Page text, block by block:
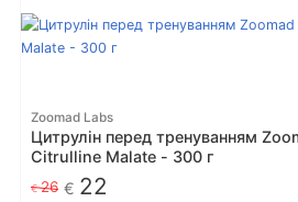
Zoomad Labs
Цитрулін перед тренуванням
Citrulline Malate - 300 г
€26 € 22